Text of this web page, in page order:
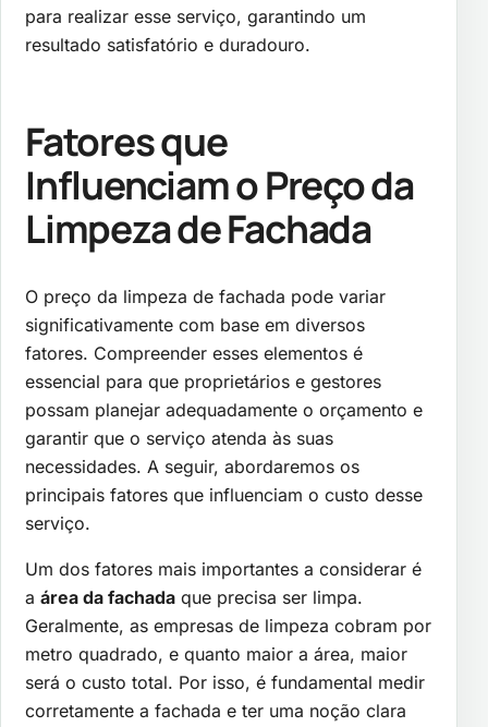
para realizar esse serviço, garantindo um
resultado satisfatório e duradouro.
Fatores que
Influenciam o Preço da
Limpeza de Fachada
O preço da limpeza de fachada pode variar
significativamente com base em diversos
fatores. Compreender esses elementos é
essencial para que proprietários e gestores
possam planejar adequadamente o orçamento e
garantir que o serviço atenda às suas
necessidades. A seguir, abordaremos os
principais fatores que influenciam o custo desse
serviço.
Um dos fatores mais importantes a considerar é
a área da fachada que precisa ser limpa.
Geralmente, as empresas de limpeza cobram por
metro quadrado, e quanto maior a área, maior
será o custo total. Por isso, é fundamental medir
corretamente a fachada e ter uma noção clara